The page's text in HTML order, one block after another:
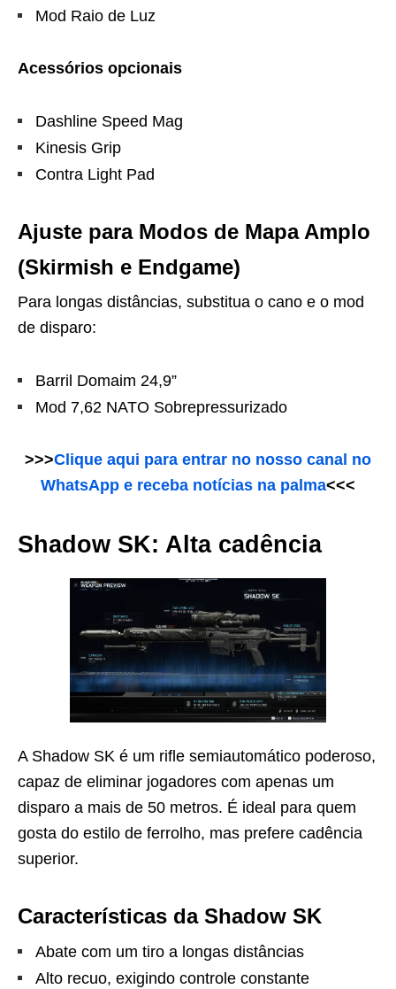
Mod Raio de Luz
Acessórios opcionais
Dashline Speed Mag
Kinesis Grip
Contra Light Pad
Ajuste para Modos de Mapa Amplo
(Skirmish e Endgame)
Para longas distâncias, substitua o cano e o mod
de disparo:
Barril Domaim 24,9”
Mod 7,62 NATO Sobrepressurizado
>>>Clique aqui para entrar no nosso canal no
WhatsApp e receba notícias na palma<<<
Shadow SK: Alta cadência
A Shadow SK é um rifle semiautomático poderoso,
capaz de eliminar jogadores com apenas um
disparo a mais de 50 metros. É ideal para quem
gosta do estilo de ferrolho, mas prefere cadência
superior.
Características da Shadow SK
Abate com um tiro a longas distâncias
Alto recuo, exigindo controle constante